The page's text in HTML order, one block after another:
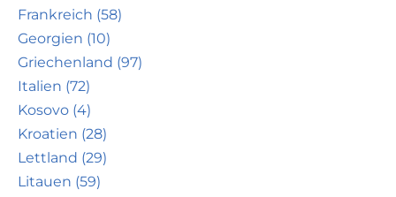
Frankreich (58)
Georgien (10)
Griechenland (97)
Italien (72)
Kosovo (4)
Kroatien (28)
Lettland (29)
Litauen (59)